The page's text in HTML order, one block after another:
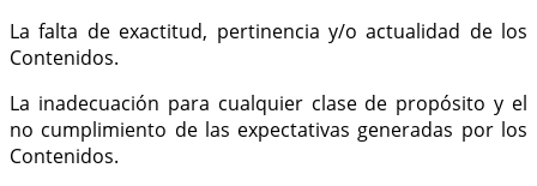
La falta de exactitud, pertinencia y/o actualidad de los
Contenidos.
La inadecuación para cualquier clase de propósito y el
no cumplimiento de las expectativas generadas por los
Contenidos.